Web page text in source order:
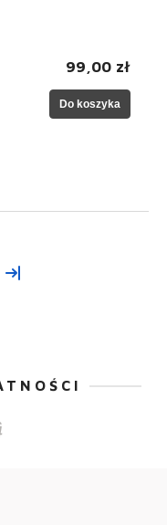
99,00 zł
Do koszyka
»